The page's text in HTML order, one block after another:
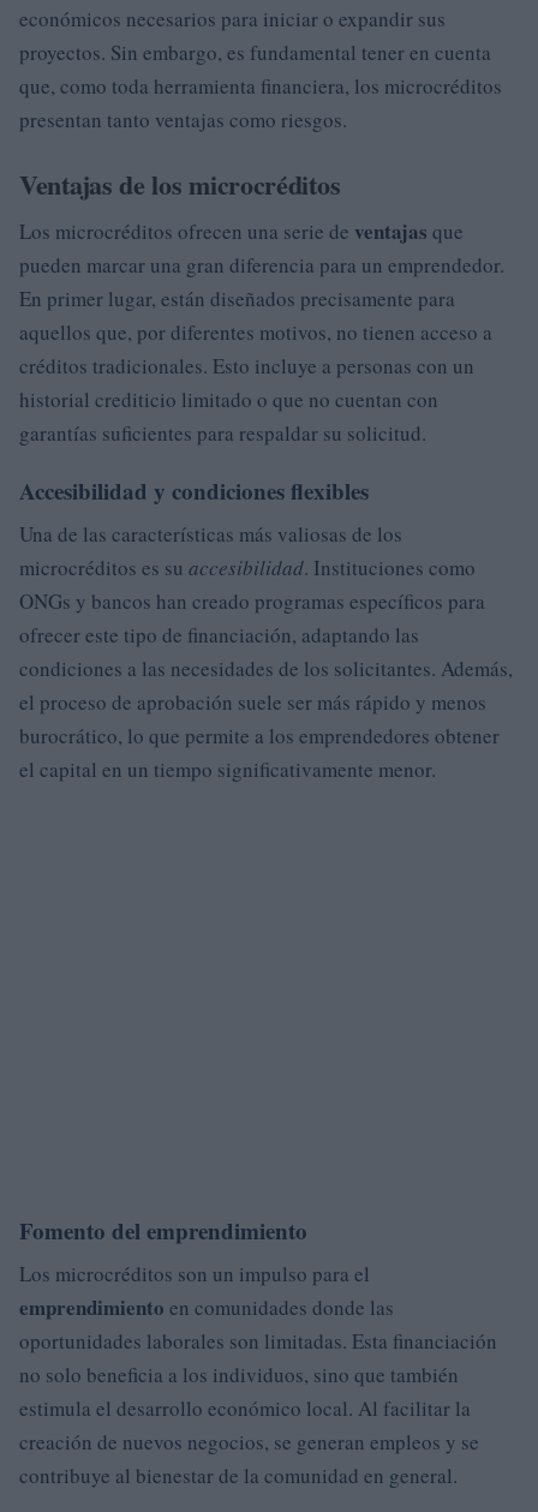
económicos necesarios para iniciar o expandir sus
proyectos. Sin embargo, es fundamental tener en cuenta
que, como toda herramienta financiera, los microcréditos
presentan tanto ventajas como riesgos.
Ventajas de los microcréditos
Los microcréditos ofrecen una serie de ventajas que
pueden marcar una gran diferencia para un emprendedor.
En primer lugar, están diseñados precisamente para
aquellos que, por diferentes motivos, no tienen acceso a
créditos tradicionales. Esto incluye a personas con un
historial crediticio limitado o que no cuentan con
garantías suficientes para respaldar su solicitud.
Accesibilidad y condiciones flexibles
Una de las características más valiosas de los
microcréditos es su accesibilidad. Instituciones como
ONGs y bancos han creado programas específicos para
ofrecer este tipo de financiación, adaptando las
condiciones a las necesidades de los solicitantes. Además,
el proceso de aprobación suele ser más rápido y menos
burocrático, lo que permite a los emprendedores obtener
el capital en un tiempo significativamente menor.
Fomento del emprendimiento
Los microcréditos son un impulso para el
emprendimiento en comunidades donde las
oportunidades laborales son limitadas. Esta financiación
no solo beneficia a los individuos, sino que también
estimula el desarrollo económico local. Al facilitar la
creación de nuevos negocios, se generan empleos y se
contribuye al bienestar de la comunidad en general.